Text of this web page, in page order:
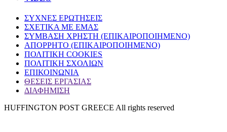
ΣΥΧΝΕΣ ΕΡΩΤΗΣΕΙΣ
ΣΧΕΤΙΚΑ ΜΕ ΕΜΑΣ
ΣΥΜΒΑΣΗ ΧΡΗΣΤΗ (ΕΠΙΚΑΙΡΟΠΟΙΗΜΕΝΟ)
ΑΠΟΡΡΗΤΟ (ΕΠΙΚΑΙΡΟΠΟΙΗΜΕΝΟ)
ΠΟΛΙΤΙΚΗ COOKIES
ΠΟΛΙΤΙΚΗ ΣΧΟΛΙΩΝ
ΕΠΙΚΟΙΝΩΝΙΑ
ΘΕΣΕΙΣ ΕΡΓΑΣΙΑΣ
ΔΙΑΦΗΜΙΣΗ
HUFFINGTON POST GREECE All rights reserved